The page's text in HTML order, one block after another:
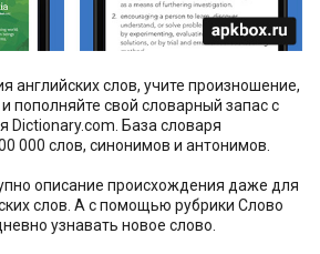
английских слов, учите произношение,
пополняйте свой словарный запас с
База словаря
000 слов, синонимов и антонимов.
описание происхождения даже для
слов. А с помощью рубрики Слово
узнавать новое слово.